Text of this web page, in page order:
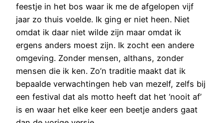
feestje in het bos waar ik me de afgelopen vijf
jaar zo thuis voelde. Ik ging er niet heen. Niet
omdat ik daar niet wilde zijn maar omdat ik
ergens anders moest zijn. Ik zocht een andere
omgeving. Zonder mensen, althans, zonder
mensen die ik ken. Zo’n traditie maakt dat ik
bepaalde verwachtingen heb van mezelf, zelfs bij
een festival dat als motto heeft dat het ‘nooit af’
is en waar het elke keer een beetje anders gaat